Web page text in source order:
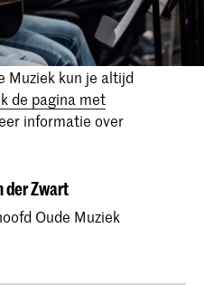
Muziek kun je altijd
de pagina met
informatie over
der Zwart
Oude Muziek